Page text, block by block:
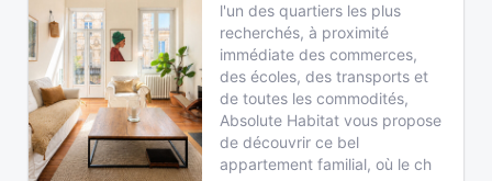
l'un des quartiers les plus
recherchés, à proximité
immédiate des commerces,
des écoles, des transports et
de toutes les commodités,
Absolute Habitat vous propose
de découvrir ce bel
appartement familial, où le ch